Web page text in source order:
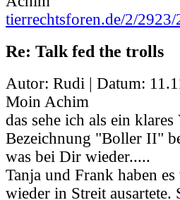
tierrechtsforen.de/2/2923/
Re: Talk fed the trolls
Autor: Rudi | Datum:
Moin Achim
das sehe ich als ein
Bezeichnung "Boller II"
was bei Dir wieder.....
Tanja und Frank haben
wieder in Streit ausartete.